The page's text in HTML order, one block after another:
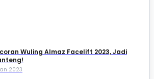
Wuling Almaz Facelift 2023, Jadi
2023